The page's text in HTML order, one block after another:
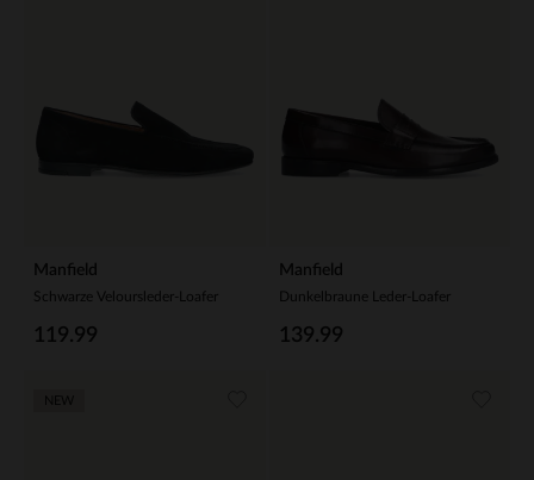
Manfield
Schwarze Veloursleder-Loafer
119.99
Manfield
Dunkelbraune Leder-Loafer
139.99